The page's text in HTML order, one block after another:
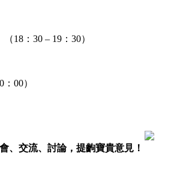
18：30 – 19：30）
00）
、交流、討論，提齣寶貴意見！